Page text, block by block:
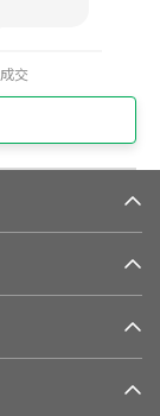
成交